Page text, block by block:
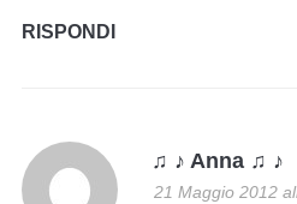
RISPONDI
♫ ♪ Anna ♫ ♪
21 Maggio 2012